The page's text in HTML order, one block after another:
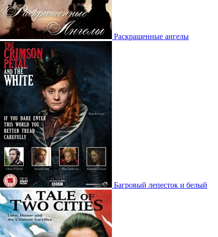
Раскрашенные ангелы
Багровый лепесток и белый